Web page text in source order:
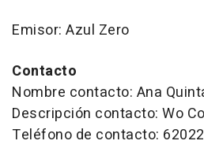
Emisor: Azul Zero
Contacto
Nombre contacto: Ana
Descripción contacto: Wo
Teléfono de contacto: